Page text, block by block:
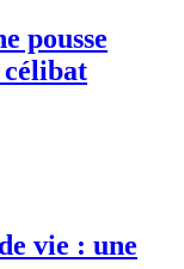
pousse
célibat
vie : une